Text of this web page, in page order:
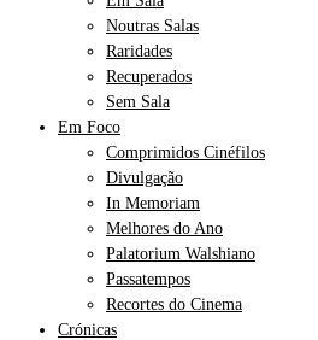
Noutras Salas
Raridades
Recuperados
Sem Sala
Em Foco
Comprimidos Cinéfilos
Divulgação
In Memoriam
Melhores do Ano
Palatorium Walshiano
Passatempos
Recortes do Cinema
Crónicas